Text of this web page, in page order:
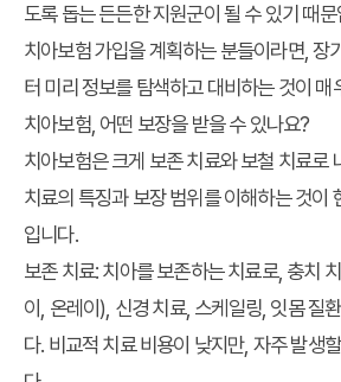
도록 돕는 든든한 지원군이 될 수 있기 때
치아보험 가입을 계획하는 분들이라면, 장
터 미리 정보를 탐색하고 대비하는 것이 매
치아보험, 어떤 보장을 받을 수 있나요?
치아보험은 크게 보존 치료와 보철 치료로
치료의 특징과 보장 범위를 이해하는 것이
입니다.
보존 치료:치아를 보존하는 치료로, 충치
이, 온레이), 신경 치료, 스케일링, 잇몸 질
다. 비교적 치료 비용이 낮지만, 자주 발생